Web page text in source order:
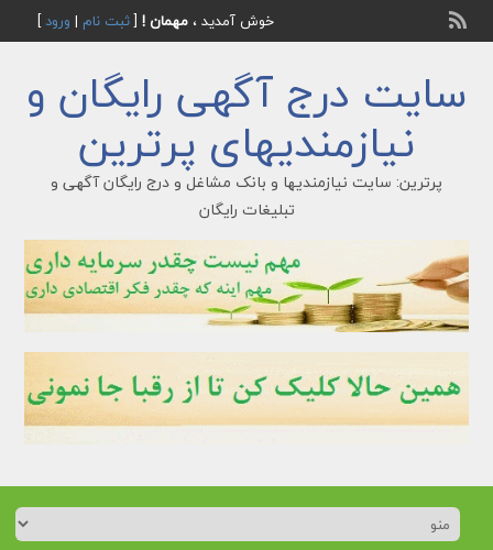
خوش آمدید ، مهمان ![ثبت نام | ورود]
سایت درج آگهی رایگان و
نیازمندیهای پرترین
پرترین: سایت نیازمندیها و بانک مشاغل و درج رایگان آگهی و
تبلیغات رایگان